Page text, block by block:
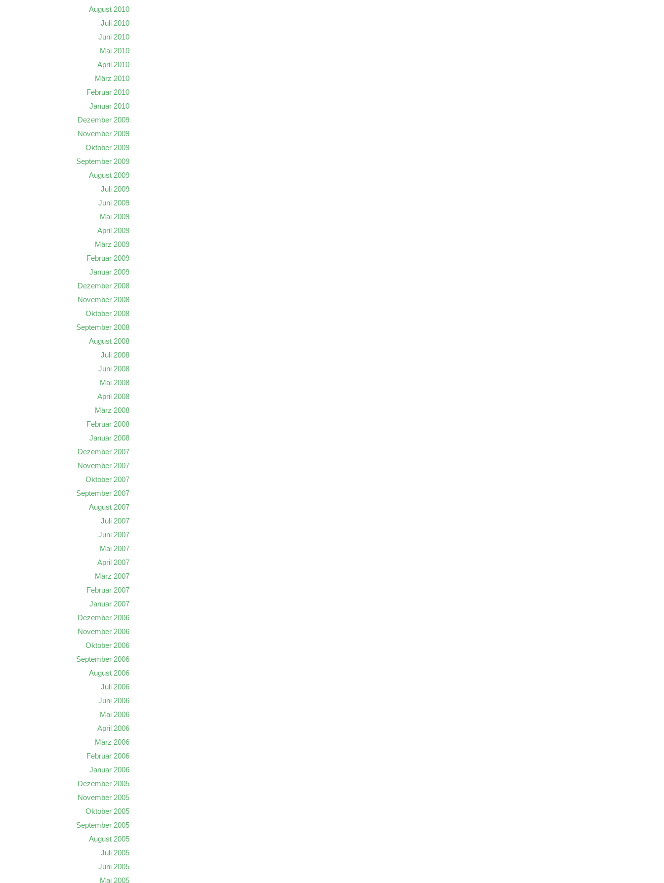
August 2010
Juli 2010
Juni 2010
Mai 2010
April 2010
März 2010
Februar 2010
Januar 2010
Dezember 2009
November 2009
Oktober 2009
September 2009
August 2009
Juli 2009
Juni 2009
Mai 2009
April 2009
März 2009
Februar 2009
Januar 2009
Dezember 2008
November 2008
Oktober 2008
September 2008
August 2008
Juli 2008
Juni 2008
Mai 2008
April 2008
März 2008
Februar 2008
Januar 2008
Dezember 2007
November 2007
Oktober 2007
September 2007
August 2007
Juli 2007
Juni 2007
Mai 2007
April 2007
März 2007
Februar 2007
Januar 2007
Dezember 2006
November 2006
Oktober 2006
September 2006
August 2006
Juli 2006
Juni 2006
Mai 2006
April 2006
März 2006
Februar 2006
Januar 2006
Dezember 2005
November 2005
Oktober 2005
September 2005
August 2005
Juli 2005
Juni 2005
Mai 2005